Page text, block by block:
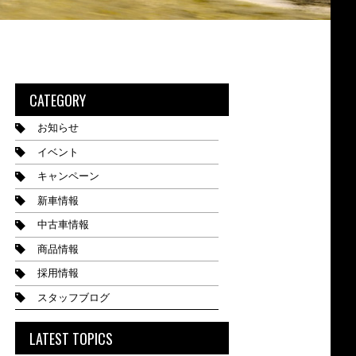
CATEGORY
お知らせ
イベント
キャンペーン
新車情報
中古車情報
商品情報
採用情報
スタッフブログ
LATEST TOPICS